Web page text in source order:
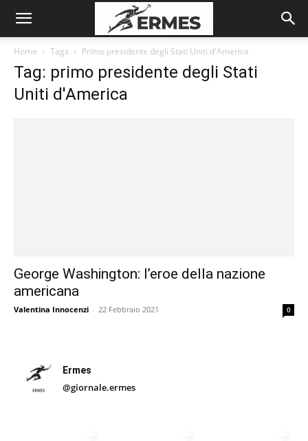
Home Tags Primo presidente degli Stati Uniti d'America
Tag: primo presidente degli Stati
Uniti d'America
George Washington: l’eroe della nazione
americana
Valentina Innocenzi - 22 Febbraio 2021 0
Ermes
@giornale.ermes